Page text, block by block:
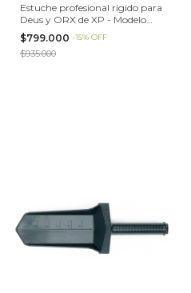
Estuche profesional rígido para
Deus y ORX de XP - Modelo
PELICASE 1700
$799.000 -15% OFF
$935.000